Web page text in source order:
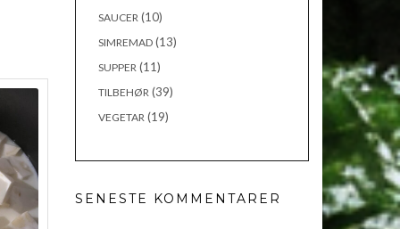
SAUCER (10)
SIMREMAD(13)
SUPPER (11)
TILBEHØR (39)
VEGETAR (19)
SENESTE KOMMENTARER